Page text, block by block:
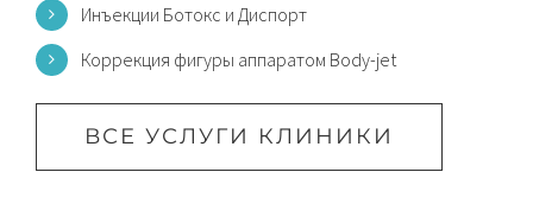
Инъекции Ботокс и Диспорт
Коррекция фигуры аппаратом Body-jet
ВСЕ УСЛУГИ КЛИНИКИ